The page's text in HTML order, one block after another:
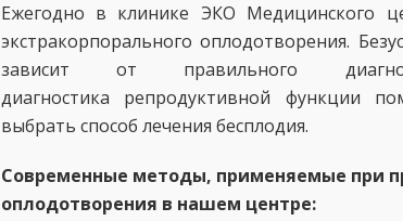
Ежегодно в клинике ЭКО Медицинского
экстракорпорального оплодотворения.
зависит от правильного
диагностика репродуктивной функции
выбрать способ лечения бесплодия.
Современные методы, применяемые при
оплодотворения в нашем центре: